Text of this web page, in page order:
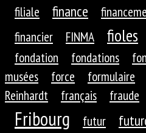
filiale finance
financier
FINMA fioles
fondation fondations
musées
force formulaire
Reinhardt
français fraude
Fribourg futur